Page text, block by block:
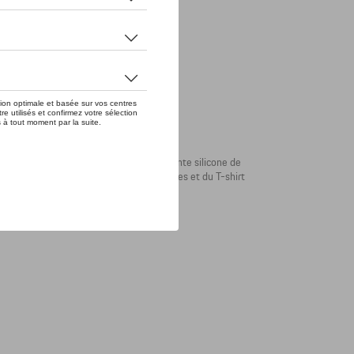
Crest Porsche sur la poitrine. L'empreinte silicone de
accents subtils. Les ourlets des manches et du T-shirt